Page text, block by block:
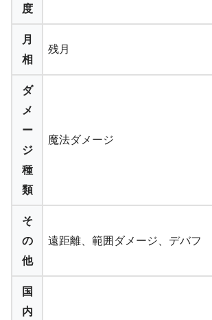
度
月
相
残月
ダ
メ
ー
ジ
種
類
魔法ダメージ
そ
の
他
遠距離、範囲ダメージ、デバフ
国
内